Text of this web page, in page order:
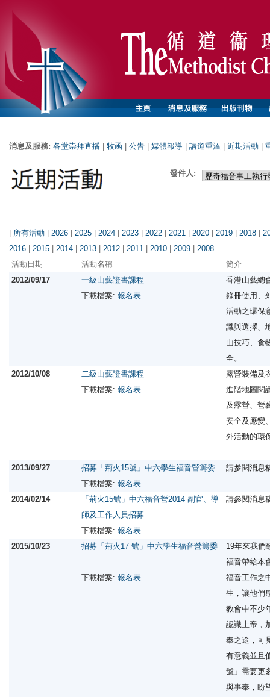
消息及服務: 各堂崇拜直播 牧函 公告 媒體報導 講道重溫 近期活動
發件人:
| 所有活動 | 2026 | 2025 | 2024 | 2023 | 2022 | 2021 | 2020 | 2019 | 2018 |
2016 | 2015 | 2014 | 2013 | 2012 | 2011 | 2010 | 2009 | 2008
活動日期
活動名稱
簡介
2012/09/17
一級山藝證書課程
下載檔案: 報名表
香港山藝總
錄冊使用、
活動之環保
識與選擇、
山技巧、食
全。
2012/10/08
二級山藝證書課程
下載檔案: 報名表
露營裝備及
進階地圖閱
及露營、營
安全及應變
外活動的環
2013/09/27
招募「荊火15號」中六學生福音營籌委
下載檔案: 報名表
請參閱消息
2014/02/14
「荊火15號」中六福音營2014 副官、導
師及工作人員招募
下載檔案: 報名表
請參閱消息
2015/10/23 招募「荊火17 號」中六學生福音營籌委
下載檔案: 報名表
19年來我們
福音帶給本
福音工作之
生，讓他們
教會中不少
認識上帝，
奉之途，可
有意義並且
號」需要更
與事奉，盼